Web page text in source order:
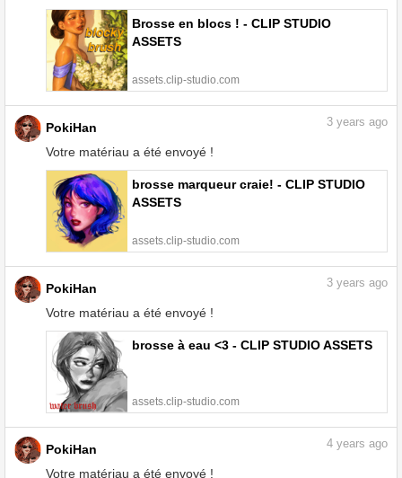
Brosse en blocs ! - CLIP STUDIO
ASSETS
assets.clip-studio.com
PokiHan
Votre matériau a été envoyé !
3 years ago
brosse marqueur craie! - CLIP STUDIO
ASSETS
assets.clip-studio.com
PokiHan
Votre matériau a été envoyé !
3 years ago
brosse à eau <3 - CLIP STUDIO ASSETS
assets.clip-studio.com
PokiHan
Votre matériau a été envoyé !
4 years ago